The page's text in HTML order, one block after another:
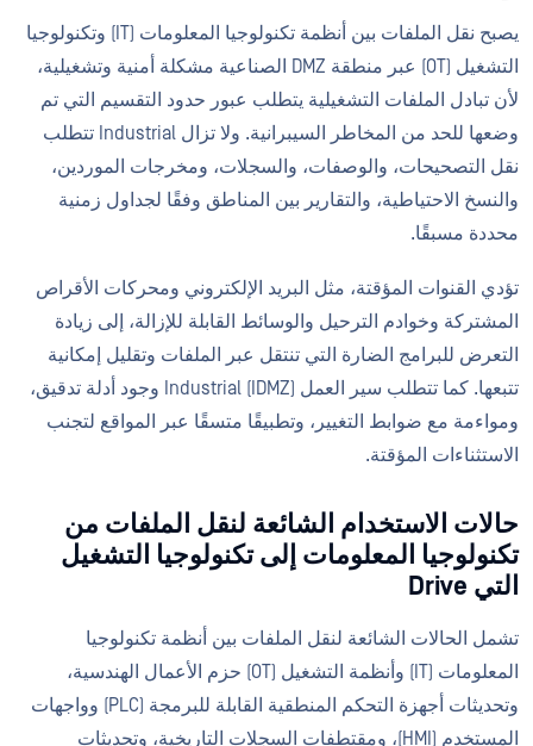
يصبح نقل الملفات بين أنظمة تكنولوجيا المعلومات (IT) وتكنولوجيا
التشغيل (OT) عبر منطقة DMZ الصناعية مشكلة أمنية وتشغيلية،
لأن تبادل الملفات التشغيلية يتطلب عبور حدود التقسيم التي تم
وضعها للحد من المخاطر السيبرانية. ولا تزال Industrial تتطلب
نقل التصحيحات، والوصفات، والسجلات، ومخرجات الموردين،
والنسخ الاحتياطية، والتقارير بين المناطق وفقًا لجداول زمنية
محددة مسبقًا.
تؤدي القنوات المؤقتة، مثل البريد الإلكتروني ومحركات الأقراص
المشتركة وخوادم الترحيل والوسائط القابلة للإزالة، إلى زيادة
التعرض للبرامج الضارة التي تنتقل عبر الملفات وتقليل إمكانية
تتبعها. كما تتطلب سير العمل Industrial (IDMZ) وجود أدلة تدقيق،
ومواءمة مع ضوابط التغيير، وتطبيقًا متسقًا عبر المواقع لتجنب
الاستثناءات المؤقتة.
حالات الاستخدام الشائعة لنقل الملفات من
تكنولوجيا المعلومات إلى تكنولوجيا التشغيل
التي Drive
تشمل الحالات الشائعة لنقل الملفات بين أنظمة تكنولوجيا
المعلومات (IT) وأنظمة التشغيل (OT) حزم الأعمال الهندسية،
وتحديثات أجهزة التحكم المنطقية القابلة للبرمجة (PLC) وواجهات
المستخدم (HMI)، ومقتطفات السجلات التاريخية، وتحديثات